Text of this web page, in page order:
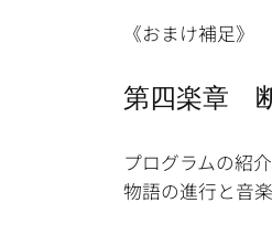
《おまけ補足》
第四楽章
プログラムの紹介
物語の進行と音楽